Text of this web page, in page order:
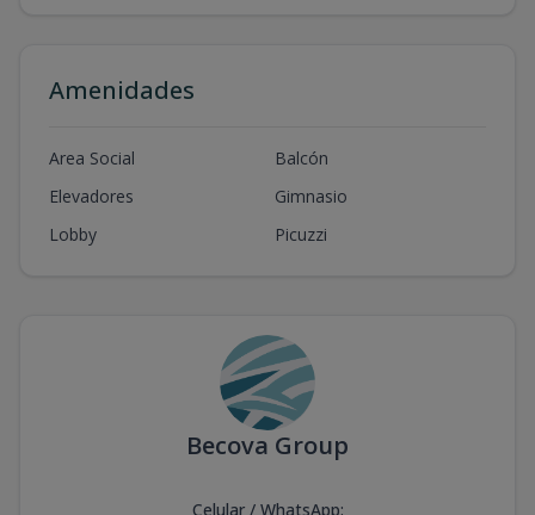
Amenidades
Area Social
Balcón
Elevadores
Gimnasio
Lobby
Picuzzi
Becova Group
Celular / WhatsApp: